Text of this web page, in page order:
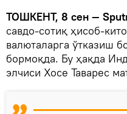
ТОШКЕНТ, 8 сен —
савдо-сотиқ ҳисоб-
валюталарга ўтказиш
бормоқда. Бу ҳақда
элчиси Хосе Таварес